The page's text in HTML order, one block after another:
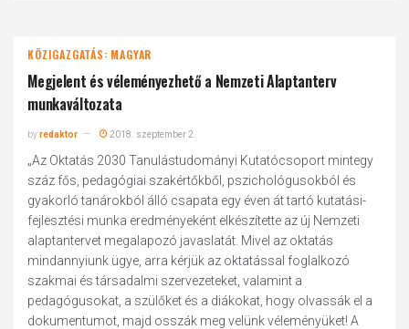
KÖZIGAZGATÁS: MAGYAR
Megjelent és véleményezhető a Nemzeti Alaptanterv
munkaváltozata
byredaktor 2018. szeptember 2.
„Az Oktatás 2030 Tanulástudományi Kutatócsoport mintegy
száz fős, pedagógiai szakértőkből, pszichológusokból és
gyakorló tanárokból álló csapata egy éven át tartó kutatási-
fejlesztési munka eredményeként elkészítette az új Nemzeti
alaptantervet megalapozó javaslatát. Mivel az oktatás
mindannyiunk ügye, arra kérjük az oktatással foglalkozó
szakmai és társadalmi szervezeteket, valamint a
pedagógusokat, a szülőket és a diákokat, hogy olvassák el a
dokumentumot, majd osszák meg velünk véleményüket! A